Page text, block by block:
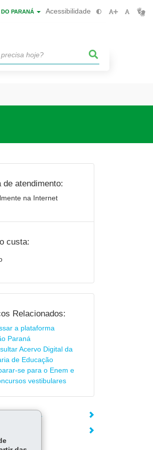
PARANÁ Acessibilidade
de atendimento:
na Internet
custa:
Relacionados:
a plataforma
Paraná
Acervo Digital da
de Educação
se para o Enem e
vestibulares